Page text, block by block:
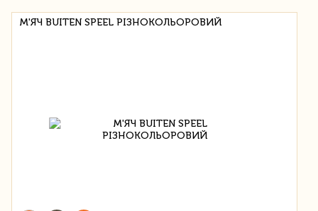
М'ЯЧ BUITEN SPEEL РІЗНОКОЛЬОРОВИЙ